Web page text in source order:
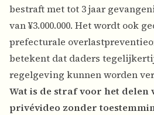
bestraft met tot 3 jaar
van ¥3.000.000. Het wordt ook
prefecturale
betekent dat daders
regelgeving kunnen worden
Wat is de straf voor het delen
privévideo zonder